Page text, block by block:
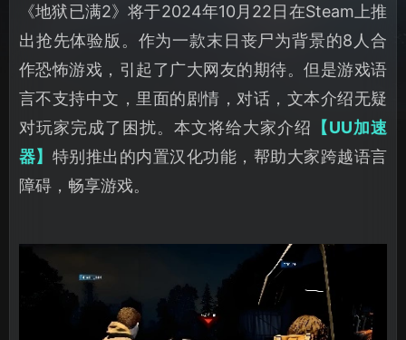
《地狱已满2》将于2024年10月22日在Steam上推
出抢先体验版。作为一款末日丧尸为背景的8人合
作恐怖游戏，引起了广大网友的期待。但是游戏语
言不支持中文，里面的剧情，对话，文本介绍无疑
对玩家完成了困扰。本文将给大家介绍 【UU加速
器】 特别推出的内置汉化功能，帮助大家跨越语言
障碍，畅享游戏。